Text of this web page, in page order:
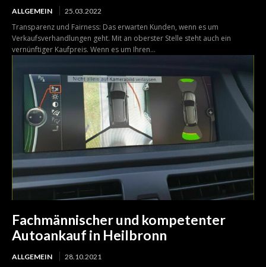
ALLGEMEIN 25.03.2022
Transparenz und Fairness: Das erwarten Kunden, wenn es um
Verkaufsverhandlungen geht. Mit an oberster Stelle steht auch ein
vernünftiger Kaufpreis. Wenn es um Ihren...
Fachmännischer und kompetenter
Autoankauf in Heilbronn
ALLGEMEIN 28.10.2021